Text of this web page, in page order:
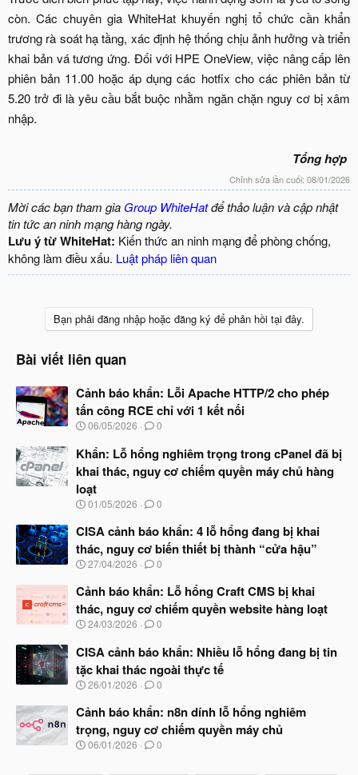
còn. Các chuyên gia WhiteHat khuyến nghị tổ chức cần khẩn
trương rà soát hạ tầng, xác định hệ thống chịu ảnh hưởng và triển
khai bản vá tương ứng. Đối với HPE OneView, việc nâng cấp lên
phiên bản 11.00 hoặc áp dụng các hotfix cho các phiên bản từ
5.20 trở đi là yêu cầu bắt buộc nhằm ngăn chặn nguy cơ bị xâm
nhập.
Tổng hợp
Chỉnh sửa lần cuối: 08/01/2026
Mời các bạn tham gia Group WhiteHatđể thảo luận và cập nhật
tin tức an ninh mạng hàng ngày.
Lưu ý từ WhiteHat: Kiến thức an ninh mạng để phòng chống,
không làm điều xấu. Luật pháp liên quan
Bạn phải đăng nhập hoặc đăng ký để phản hồi tại đây.
Bài viết liên quan
Cảnh báo khẩn: Lỗi Apache HTTP/2 cho phép
tấn công RCE chỉ với 1 kết nối
N
à
y
b
ắ
t
ầ
u
06/05/2026 0
Khẩn: Lỗ hổng nghiêm trọng trong cPanel đã bị
khai thác, nguy cơ chiếm quyền máy chủ hàng
loạt
N
à
b
ắ
đ
ầ
u
01/05/2026 0
CISA cảnh báo khẩn: 4 lỗ hổng đang bị khai
thác, nguy cơ biến thiết bị thành “cửa hậu”
N
à
b
ắ
đ
ầ
u
27/04/2026 0
Cảnh báo khẩn: Lỗ hổng Craft CMS bị khai
thác, nguy cơ chiếm quyền website hàng loạt
N
à
y
b
ắ
đ
ầ
u
24/03/2026 0
CISA cảnh báo khẩn: Nhiều lỗ hổng đang bị tin
tặc khai thác ngoài thực tế
N
à
b
ắ
26/01/2026 0
Cảnh báo khẩn: n8n dính lỗ hổng nghiêm
trọng, nguy cơ chiếm quyền máy chủ
N
06/01/2026 0